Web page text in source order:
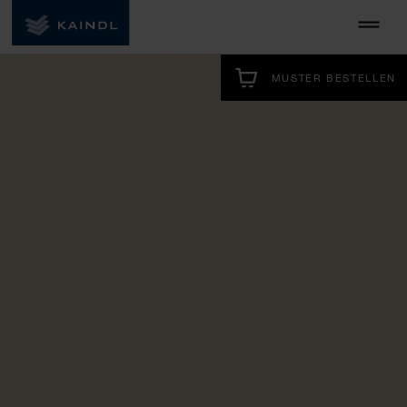
MUSTER BESTELLEN